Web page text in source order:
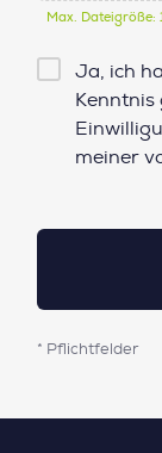
Max. Dateigröße:
Checkbox
Datenschutz*
Ja, ich
Kenntnis
meiner
* Pflichtfelder